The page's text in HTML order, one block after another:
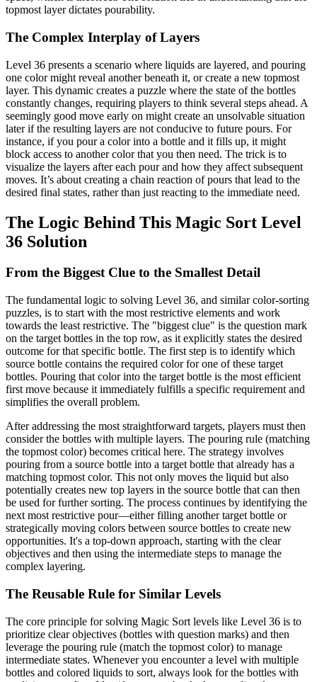
topmost layer dictates pourability.
The Complex Interplay of Layers
Level 36 presents a scenario where liquids are layered, and pouring
one color might reveal another beneath it, or create a new topmost
layer. This dynamic creates a puzzle where the state of the bottles
constantly changes, requiring players to think several steps ahead. A
seemingly good move early on might create an unsolvable situation
later if the resulting layers are not conducive to future pours. For
instance, if you pour a color into a bottle and it fills up, it might
block access to another color that you then need. The trick is to
visualize the layers after each pour and how they affect subsequent
moves. It’s about creating a chain reaction of pours that lead to the
desired final states, rather than just reacting to the immediate need.
The Logic Behind This Magic Sort Level
36 Solution
From the Biggest Clue to the Smallest Detail
The fundamental logic to solving Level 36, and similar color-sorting
puzzles, is to start with the most restrictive elements and work
towards the least restrictive. The "biggest clue" is the question mark
on the target bottles in the top row, as it explicitly states the desired
outcome for that specific bottle. The first step is to identify which
source bottle contains the required color for one of these target
bottles. Pouring that color into the target bottle is the most efficient
first move because it immediately fulfills a specific requirement and
simplifies the overall problem.
After addressing the most straightforward targets, players must then
consider the bottles with multiple layers. The pouring rule (matching
the topmost color) becomes critical here. The strategy involves
pouring from a source bottle into a target bottle that already has a
matching topmost color. This not only moves the liquid but also
potentially creates new top layers in the source bottle that can then
be used for further sorting. The process continues by identifying the
next most restrictive pour—either filling another target bottle or
strategically moving colors between source bottles to create new
opportunities. It's a top-down approach, starting with the clear
objectives and then using the intermediate steps to manage the
complex layering.
The Reusable Rule for Similar Levels
The core principle for solving Magic Sort levels like Level 36 is to
prioritize clear objectives (bottles with question marks) and then
leverage the pouring rule (match the topmost color) to manage
intermediate states. Whenever you encounter a level with multiple
bottles and colored liquids to sort, always look for the bottles with